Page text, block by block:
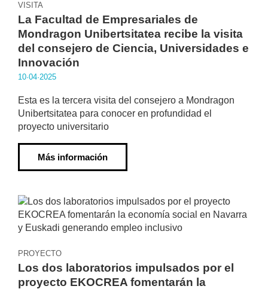
VISITA
La Facultad de Empresariales de
Mondragon Unibertsitatea recibe la visita
del consejero de Ciencia, Universidades e
Innovación
10·04·2025
Esta es la tercera visita del consejero a Mondragon
Unibertsitatea para conocer en profundidad el
proyecto universitario
Más información
PROYECTO
Los dos laboratorios impulsados por el
proyecto EKOCREA fomentarán la